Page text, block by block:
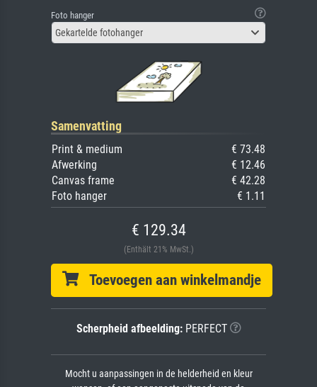
Foto hanger
Gekartelde fotohanger
Samenvatting
Print & medium
€ 73.48
Afwerking
€ 12.46
Canvas frame
€ 42.28
Foto hanger
€ 1.11
€ 129.34
(Enthält 21% MwSt.)
Toevoegen aan winkelmandje
Scherpheid afbeelding:PERFECT
Mocht u aanpassingen in de helderheid en kleur